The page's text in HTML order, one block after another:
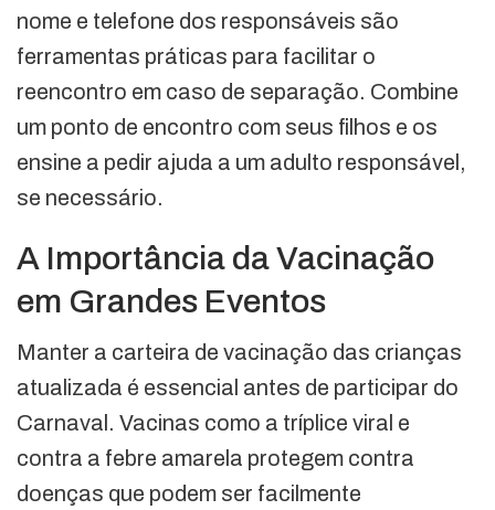
nome e telefone dos responsáveis são
ferramentas práticas para facilitar o
reencontro em caso de separação. Combine
um ponto de encontro com seus filhos e os
ensine a pedir ajuda a um adulto responsável,
se necessário.
A Importância da Vacinação
em Grandes Eventos
Manter a carteira de vacinação das crianças
atualizada é essencial antes de participar do
Carnaval. Vacinas como a tríplice viral e
contra a febre amarela protegem contra
doenças que podem ser facilmente